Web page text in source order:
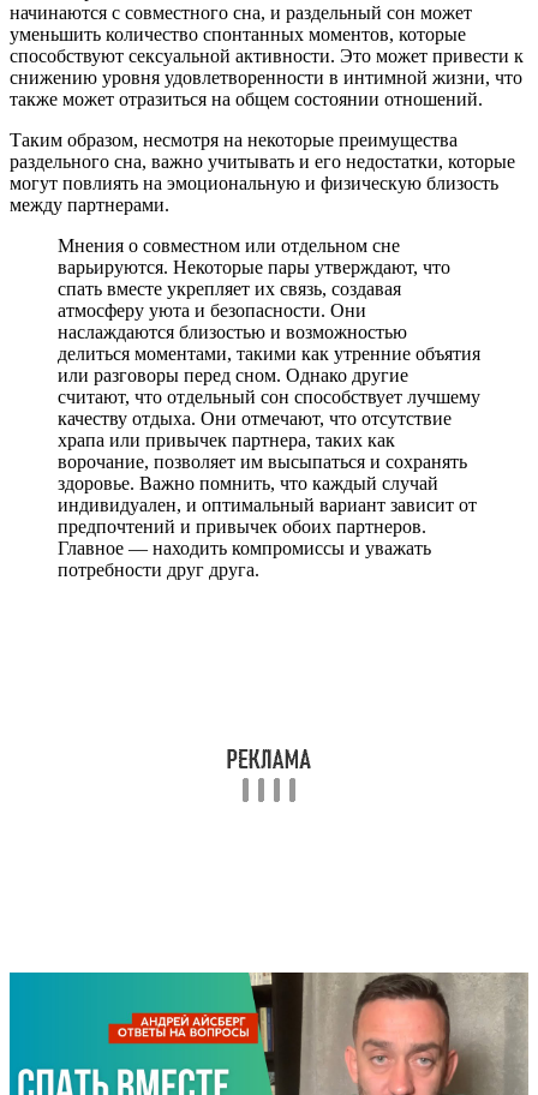
начинаются с совместного сна, и раздельный сон может
уменьшить количество спонтанных моментов, которые
способствуют сексуальной активности. Это может привести к
снижению уровня удовлетворенности в интимной жизни, что
также может отразиться на общем состоянии отношений.
Таким образом, несмотря на некоторые преимущества
раздельного сна, важно учитывать и его недостатки, которые
могут повлиять на эмоциональную и физическую близость
между партнерами.
Мнения о совместном или отдельном сне
варьируются. Некоторые пары утверждают, что
спать вместе укрепляет их связь, создавая
атмосферу уюта и безопасности. Они
наслаждаются близостью и возможностью
делиться моментами, такими как утренние объятия
или разговоры перед сном. Однако другие
считают, что отдельный сон способствует лучшему
качеству отдыха. Они отмечают, что отсутствие
храпа или привычек партнера, таких как
ворочание, позволяет им высыпаться и сохранять
здоровье. Важно помнить, что каждый случай
индивидуален, и оптимальный вариант зависит от
предпочтений и привычек обоих партнеров.
Главное — находить компромиссы и уважать
потребности друг друга.